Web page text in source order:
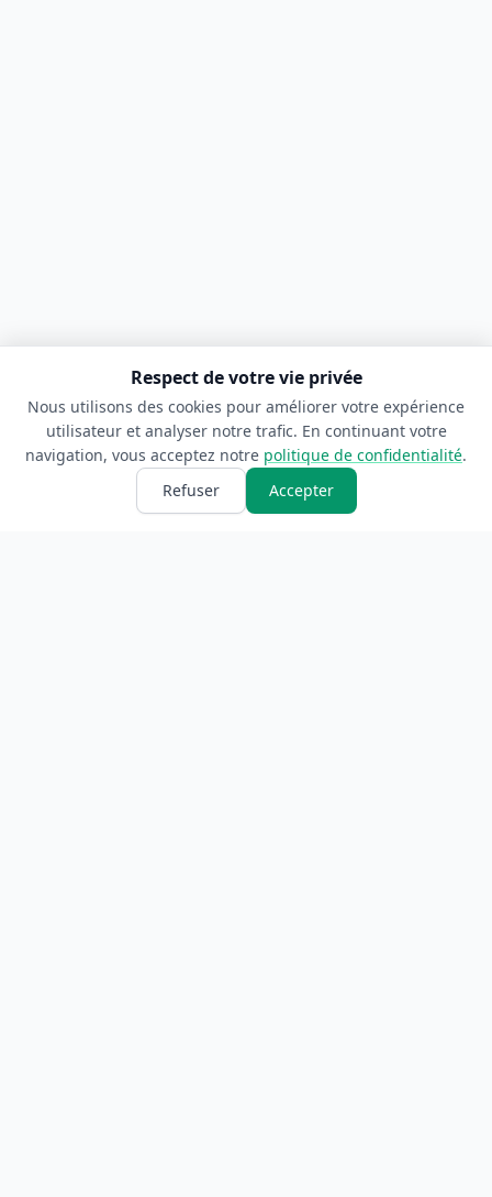
Respect de votre vie privée
Nous utilisons des cookies pour améliorer votre expérience
utilisateur et analyser notre trafic. En continuant votre
navigation, vous acceptez notre politique de confidentialité.
Refuser
Accepter